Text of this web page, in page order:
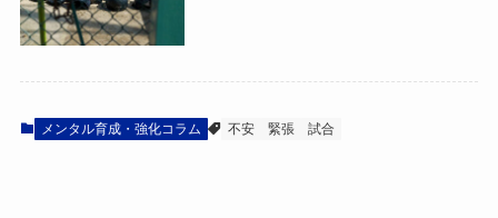
メンタル育成・強化コラム 不安 緊張 試合